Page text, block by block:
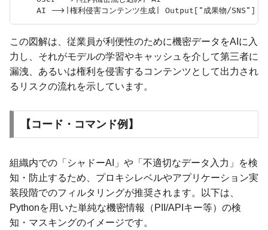
この図解は、従業員が利便性のために機密データをAIに入
力し、それがモデルの学習やキャッシュを介して第三者に
漏洩、あるいは権利を侵害するコンテンツとして出力され
るリスクの流れを示しています。
【コード・コマンド例】
組織内での「シャドーAI」や「不適切なデータ入力」を検
知・防止するため、プロキシレベルやアプリケーション実
装段階でのフィルタリングが推奨されます。以下は、
Pythonを用いた単純な機密情報（PII/APIキー等）の検
知・マスキングのイメージです。